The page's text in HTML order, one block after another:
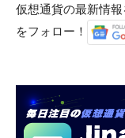
仮想通貨の最新情
をフォロー！